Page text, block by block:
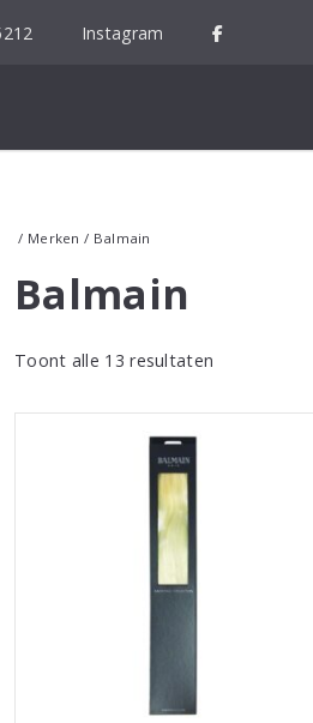
Instagram
/ Merken / Balmain
Balmain
Toont alle 13 resultaten